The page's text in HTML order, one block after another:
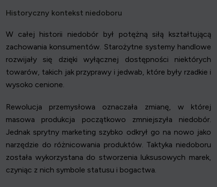
Historyczny kontekst niedoboru
W całej historii niedobór był potężną siłą kształtującą
zachowania konsumentów. Starożytne systemy handlowe
rozwijały się dzięki wyłącznej dostępności niektórych
towarów, takich jak przyprawy i jedwab, które były rzadkie i
wysoko cenione.
Rewolucja przemysłowa oznaczała zmianę, w której
masowa produkcja początkowo zmniejszyła niedobór.
Jednak sprytny marketing szybko odkrył go na nowo jako
narzędzie do różnicowania produktów. Taktyka niedoboru
została wykorzystana do stworzenia luksusowych marek,
czyniąc z nich symbole statusu i bogactwa.